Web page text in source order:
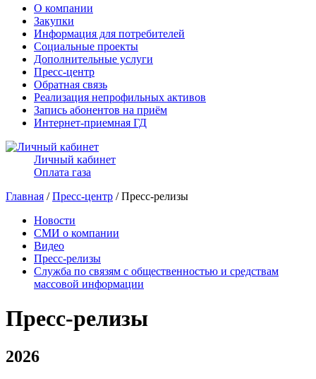
О компании
Закупки
Информация для потребителей
Социальные проекты
Дополнительные услуги
Пресс-центр
Обратная связь
Реализация непрофильных активов
Запись абонентов на приём
Интернет-приемная ГД
Личный кабинет
Оплата газа
Главная /Пресс-центр / Пресс-релизы
Новости
СМИ о компании
Видео
Пресс-релизы
Служба по связям с общественностью и средствам
массовой информации
Пресс-релизы
2026